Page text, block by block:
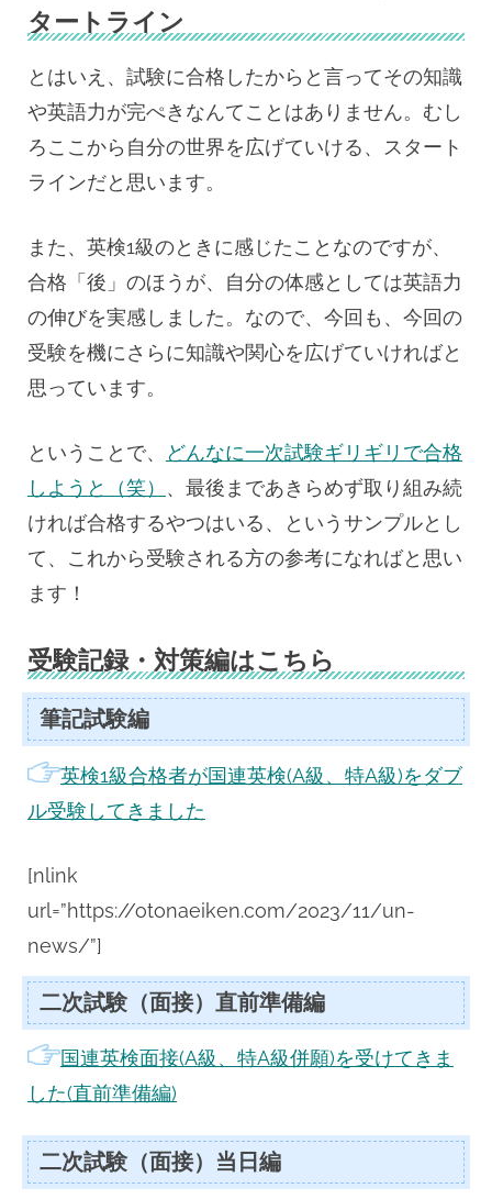
タートライン
とはいえ、試験に合格したからと言ってその知識
や英語力が完ぺきなんてことはありません。むし
ろここから自分の世界を広げていける、スタート
ラインだと思います。
また、英検1級のときに感じたことなのですが、
合格「後」のほうが、自分の体感としては英語力
の伸びを実感しました。なので、今回も、今回の
受験を機にさらに知識や関心を広げていければと
思っています。
ということで、 どんなに一次試験ギリギリで合格
しようと（笑） 、最後まであきらめず取り組み続
ければ合格するやつはいる、というサンプルとし
て、これから受験される方の参考になればと思い
ます！
受験記録・対策編はこちら
筆記試験編
英検1級合格者が国連英検(A級、特A級)をダブ
ル受験してきました
[nlink
url=”https://otonaeiken.com/2023/11/un-
news/”]
二次試験（面接）直前準備編
国連英検面接(A級、特A級併願)を受けてきま
した(直前準備編)
二次試験（面接）当日編